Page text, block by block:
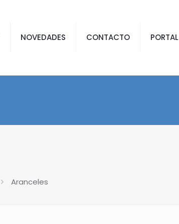
NOVEDADES CONTACTO PORTAL
Aranceles